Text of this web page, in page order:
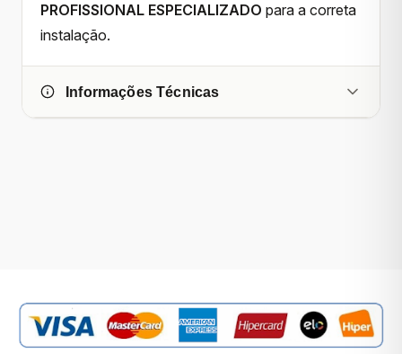
PROFISSIONAL ESPECIALIZADO para a correta
instalação.
Informações Técnicas